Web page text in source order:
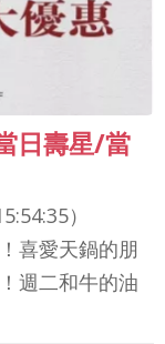
日壽星/當
）
喜愛天鍋的朋
週二和牛的油